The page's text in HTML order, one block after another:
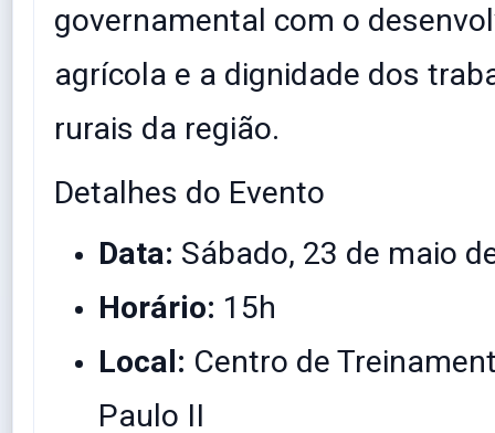
governamental com o
agrícola e a dignidade dos
rurais da região.
​Detalhes do Evento
Data: Sábado, 23 de maio
Horário: 15h
Local: Centro de
Paulo II